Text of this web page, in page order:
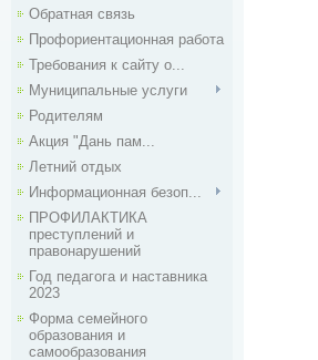
Обратная связь
Профориентационная работа
Требования к сайту о...
Муниципальные услуги
Родителям
Акция "Дань пам...
Летний отдых
Информационная безоп...
ПРОФИЛАКТИКА
преступлений и
правонарушений
Год педагога и наставника
2023
Форма семейного
образования и
самообразования